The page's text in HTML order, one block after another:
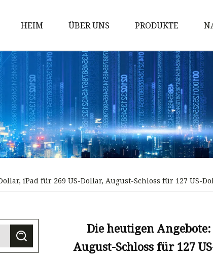
HEIM ÜBER UNS PRODUKTE
Leichte
Mongolische Jurte
Lagerhaus
Erweiterbares
Containerhaus
Flat-Pack-
Fertighaus
Modulare Häuser
Schiffsausrüstung
iPad für 269 US-Dollar, August-Schloss für 127 US-
Die heutigen
August-Schloss für 127